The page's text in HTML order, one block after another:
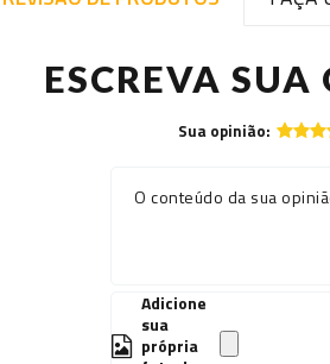
ESCREVA
Sua opinião:
O conteúdo da sua
Adicione
sua
própria